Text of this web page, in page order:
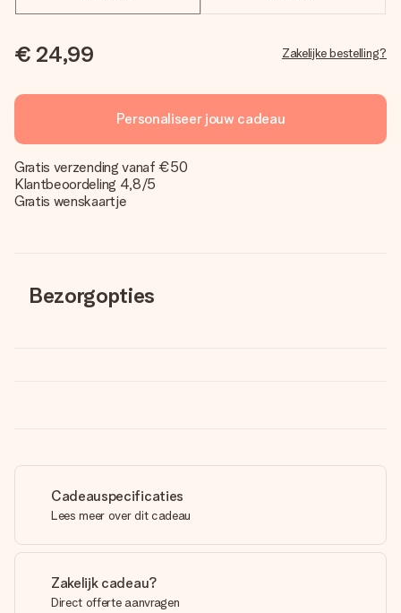
€ 24,99 Zakelijke bestelling?
Personaliseer jouw cadeau
Gratis verzending vanaf €50
Klantbeoordeling 4,8/5
Gratis wenskaartje
Bezorgopties
Cadeauspecificaties
Lees meer over dit cadeau
Zakelijk cadeau?
Direct offerte aanvragen